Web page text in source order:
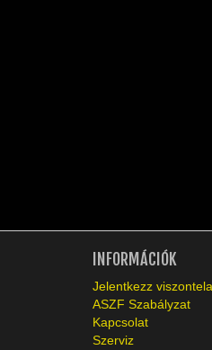
INFORMÁCIÓK
Jelentkezz
ASZF Szabályzat
Kapcsolat
Szerviz